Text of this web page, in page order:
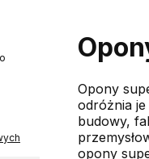
Opony
odróżnia
budowy,
opony